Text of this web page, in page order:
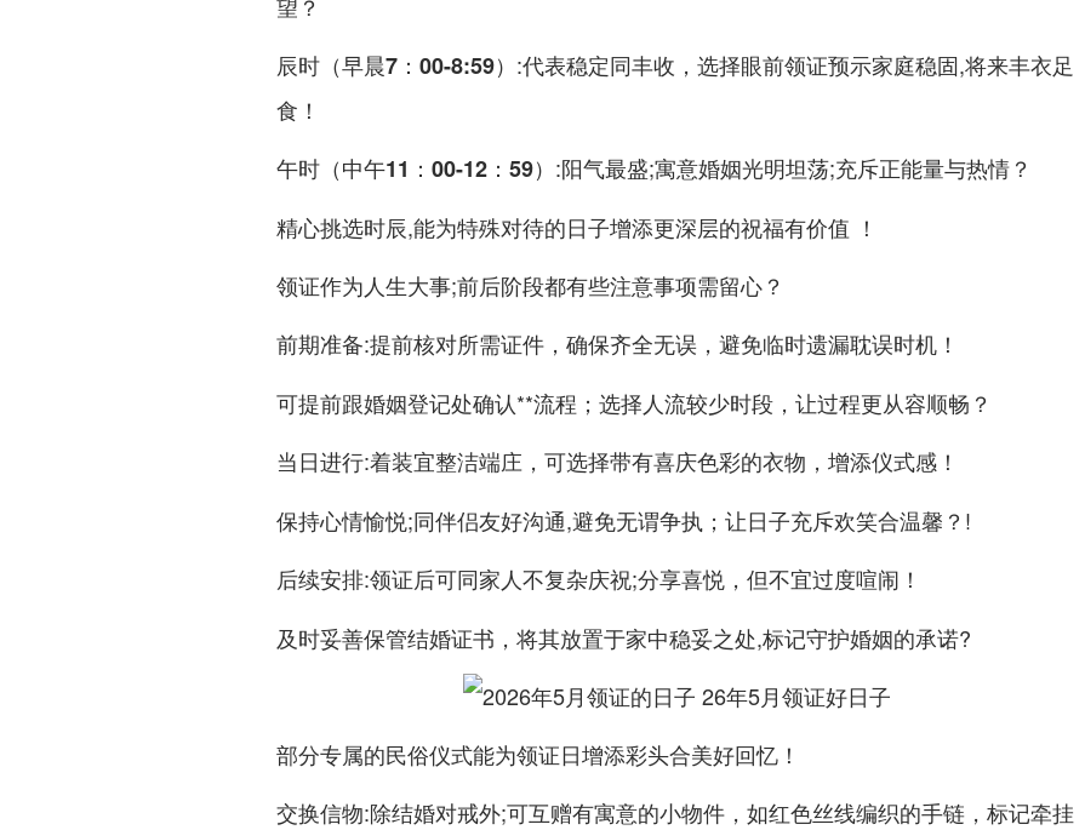
辰时（早晨7：00-8:59） :代表稳定同丰收，选择眼前领证预示家庭稳固,将来丰衣足
食！
午时（中午11：00-12：59） :阳气最盛;寓意婚姻光明坦荡;充斥正能量与热情？
精心挑选时辰,能为特殊对待的日子增添更深层的祝福有价值 ！
领证作为人生大事;前后阶段都有些注意事项需留心？
前期准备:提前核对所需证件，确保齐全无误，避免临时遗漏耽误时机！
可提前跟婚姻登记处确认**流程；选择人流较少时段，让过程更从容顺畅？
当日进行:着装宜整洁端庄，可选择带有喜庆色彩的衣物，增添仪式感！
保持心情愉悦;同伴侣友好沟通,避免无谓争执；让日子充斥欢笑合温馨？!
后续安排:领证后可同家人不复杂庆祝;分享喜悦，但不宜过度喧闹！
及时妥善保管结婚证书，将其放置于家中稳妥之处,标记守护婚姻的承诺?
部分专属的民俗仪式能为领证日增添彩头合美好回忆！
交换信物:除结婚对戒外;可互赠有寓意的小物件，如红色丝线编织的手链，标记牵挂